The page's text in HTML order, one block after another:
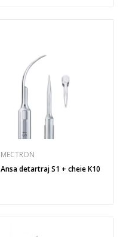
MECTRON
Ansa detartraj S1 + cheie K10